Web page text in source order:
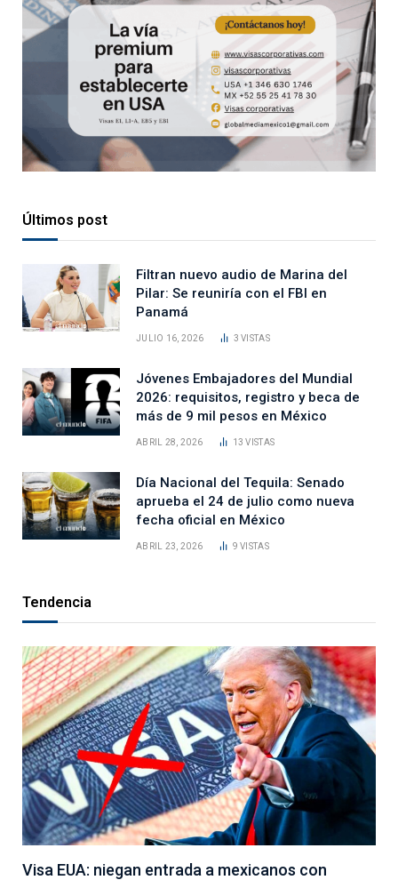
Últimos post
Filtran nuevo audio de Marina del
Pilar: Se reuniría con el FBI en
Panamá
JULIO 16, 2026 3VISTAS
Jóvenes Embajadores del Mundial
2026: requisitos, registro y beca de
más de 9 mil pesos en México
ABRIL 28, 2026 13VISTAS
Día Nacional del Tequila: Senado
aprueba el 24 de julio como nueva
fecha oficial en México
ABRIL 23, 2026 9VISTAS
Tendencia
Visa EUA: niegan entrada a mexicanos con